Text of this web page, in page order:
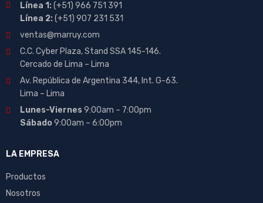
Línea 1:(+51) 966 751 391
Línea 2:(+51) 907 231 531
ventas@marruy.com
C.C. Cyber Plaza, Stand SSA 145-146.
Cercado de Lima – Lima
Av. República de Argentina 344, Int. G-63.
Lima – Lima
Lunes-Viernes 9:00am – 7:00pm
Sábado9:00am – 6:00pm
LA EMPRESA
Productos
Nosotros